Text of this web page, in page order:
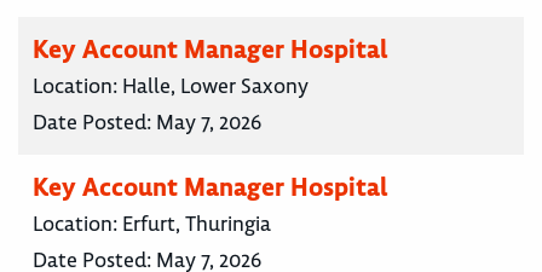
Key Account Manager Hospital
Location: Halle, Lower Saxony
Date Posted: May 7, 2026
Key Account Manager Hospital
Location: Erfurt, Thuringia
Date Posted: May 7, 2026